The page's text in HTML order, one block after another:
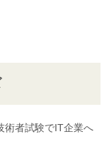
術者試験でIT企業へ